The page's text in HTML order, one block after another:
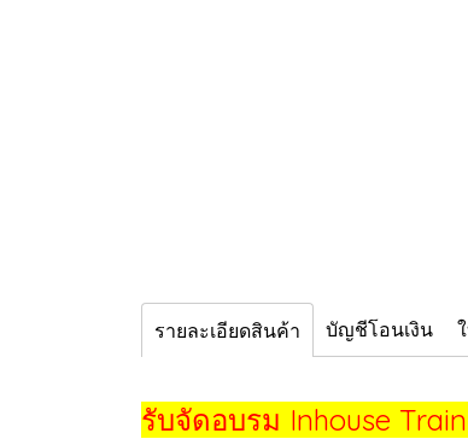
รายละเอียดสินค้า บัญชีโอนเงิน
รับจัดอบรม Inhouse